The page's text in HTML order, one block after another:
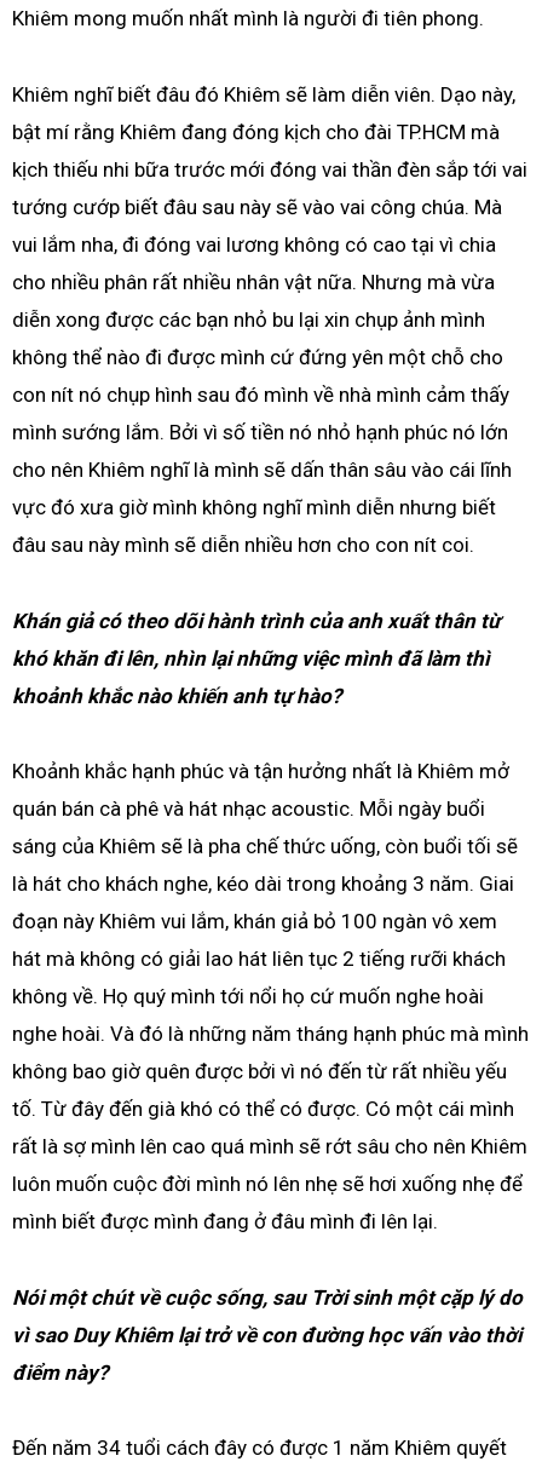
Khiêm mong muốn nhất mình là người đi tiên phong.
Khiêm nghĩ biết đâu đó Khiêm sẽ làm diễn viên. Dạo này,
bật mí rằng Khiêm đang đóng kịch cho đài TP.HCM mà
kịch thiếu nhi bữa trước mới đóng vai thần đèn sắp tới vai
tướng cướp biết đâu sau này sẽ vào vai công chúa. Mà
vui lắm nha, đi đóng vai lương không có cao tại vì chia
cho nhiều phân rất nhiều nhân vật nữa. Nhưng mà vừa
diễn xong được các bạn nhỏ bu lại xin chụp ảnh mình
không thể nào đi được mình cứ đứng yên một chỗ cho
con nít nó chụp hình sau đó mình về nhà mình cảm thấy
mình sướng lắm. Bởi vì số tiền nó nhỏ hạnh phúc nó lớn
cho nên Khiêm nghĩ là mình sẽ dấn thân sâu vào cái lĩnh
vực đó xưa giờ mình không nghĩ mình diễn nhưng biết
đâu sau này mình sẽ diễn nhiều hơn cho con nít coi.
Khán giả có theo dõi hành trình của anh xuất thân từ
khó khăn đi lên, nhìn lại những việc mình đã làm thì
khoảnh khắc nào khiến anh tự hào?
Khoảnh khắc hạnh phúc và tận hưởng nhất là Khiêm mở
quán bán cà phê và hát nhạc acoustic. Mỗi ngày buổi
sáng của Khiêm sẽ là pha chế thức uống, còn buổi tối sẽ
là hát cho khách nghe, kéo dài trong khoảng 3 năm. Giai
đoạn này Khiêm vui lắm, khán giả bỏ 100 ngàn vô xem
hát mà không có giải lao hát liên tục 2 tiếng rưỡi khách
không về. Họ quý mình tới nổi họ cứ muốn nghe hoài
nghe hoài. Và đó là những năm tháng hạnh phúc mà mình
không bao giờ quên được bởi vì nó đến từ rất nhiều yếu
tố. Từ đây đến già khó có thể có được. Có một cái mình
rất là sợ mình lên cao quá mình sẽ rớt sâu cho nên Khiêm
luôn muốn cuộc đời mình nó lên nhẹ sẽ hơi xuống nhẹ để
mình biết được mình đang ở đâu mình đi lên lại.
Nói một chút về cuộc sống, sau Trời sinh một cặp lý do
vì sao Duy Khiêm lại trở về con đường học vấn vào thời
điểm này?
Đến năm 34 tuổi cách đây có được 1 năm Khiêm quyết